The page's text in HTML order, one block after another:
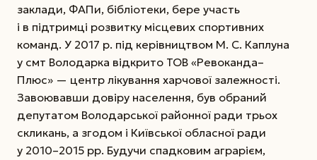
заклади, ФАПи, бібліотеки, бере участь
і в підтримці розвитку місцевих спортивних
команд. У 2017 р. під керівництвом М. С. ­Каплуна
у смт Володарка відкрито ТОВ «Ревоканда–
Плюс» — центр лікування харчової залежності.
Завоювавши довіру населення, був обраний
депутатом Володарської районної ради трьох
скликань, а згодом і Київської обласної ради
у 2010–2015 рр. Будучи спадковим аграрієм,